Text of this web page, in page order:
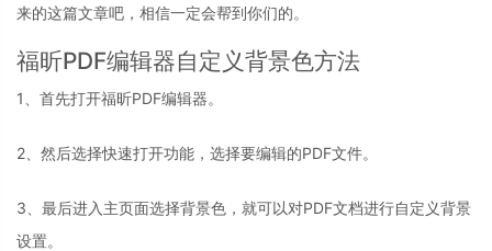
来的这篇文章吧，相信一定会帮到你们的。
福昕PDF编辑器自定义背景色方法
1、首先打开福昕PDF编辑器。
2、然后选择快速打开功能，选择要编辑的PDF文件。
3、最后进入主页面选择背景色，就可以对PDF文档进行自定义背景
设置。